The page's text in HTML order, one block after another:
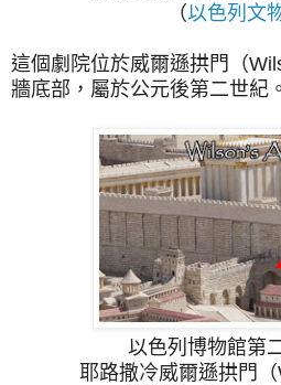
（以色列文
這個劇院位於威爾遜拱門（
牆底部，屬於公元後第二世紀。
以色列博物館第
耶路撒冷威爾遜拱門（